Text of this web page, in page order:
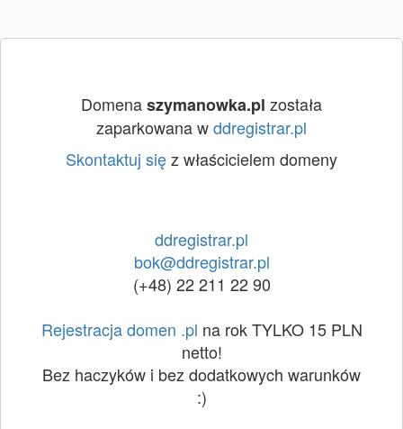
Domenaszymanowka.pl została
zaparkowana wddregistrar.pl
Skontaktuj sięz właścicielem domeny
ddregistrar.pl
bok@ddregistrar.pl
(+48) 22 211 22 90
Rejestracja domen .pl na rok TYLKO 15 PLN
netto!
Bez haczyków i bez dodatkowych warunków
:)